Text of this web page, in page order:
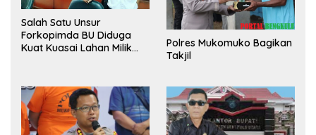
Salah Satu Unsur
Forkopimda BU Diduga
Kuat Kuasai Lahan Milik
Polres Mukomuko Bagikan
Takjil